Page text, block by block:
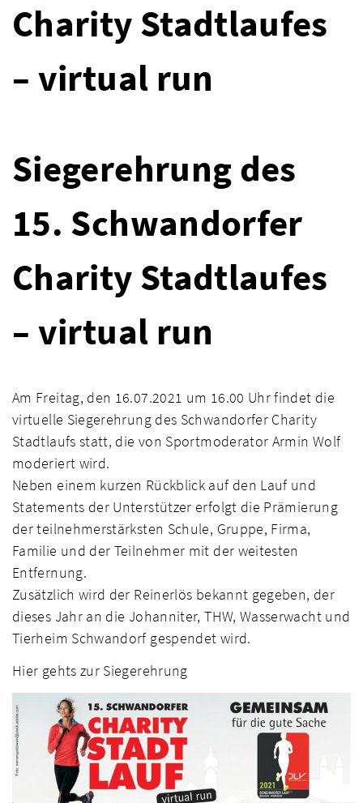
Charity Stadtlaufes
– virtual run
Siegerehrung des
15. Schwandorfer
Charity Stadtlaufes
– virtual run
Am Freitag, den 16.07.2021 um 16.00 Uhr findet die
virtuelle Siegerehrung des Schwandorfer Charity
Stadtlaufs statt, die von Sportmoderator Armin Wolf
moderiert wird.
Neben einem kurzen Rückblick auf den Lauf und
Statements der Unterstützer erfolgt die Prämierung
der teilnehmerstärksten Schule, Gruppe, Firma,
Familie und der Teilnehmer mit der weitesten
Entfernung.
Zusätzlich wird der Reinerlös bekannt gegeben, der
dieses Jahr an die Johanniter, THW, Wasserwacht und
Tierheim Schwandorf gespendet wird.
Hier gehts zur Siegerehrung